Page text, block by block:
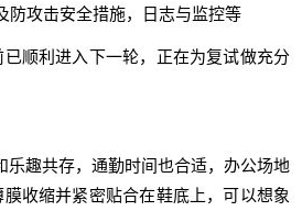
防攻击安全措施，日志与监控等
顺利进入下一轮，正在为复试做充分
趣共存，通勤时间也合适，办公场地
收缩并紧密贴合在鞋底上，可以想象